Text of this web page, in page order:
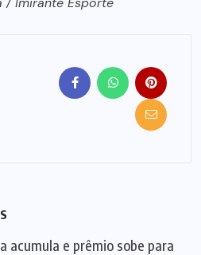
acumula e prêmio sobe para